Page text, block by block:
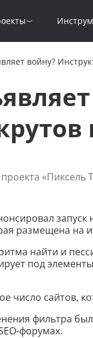
войну?
«Пиксель
размещена на
найти и
под
число сайтов,
фильтра
форумах.